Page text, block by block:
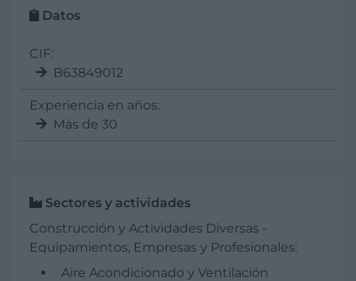
Datos
CIF:
B63849012
Experiencia en años:
Más de 30
Sectores y actividades
Construcción y Actividades Diversas -
Equipamientos, Empresas y Profesionales:
Aire Acondicionado y Ventilación